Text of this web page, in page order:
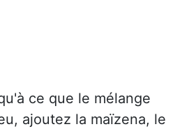
ce que le mélange
ajoutez la maïzena, le